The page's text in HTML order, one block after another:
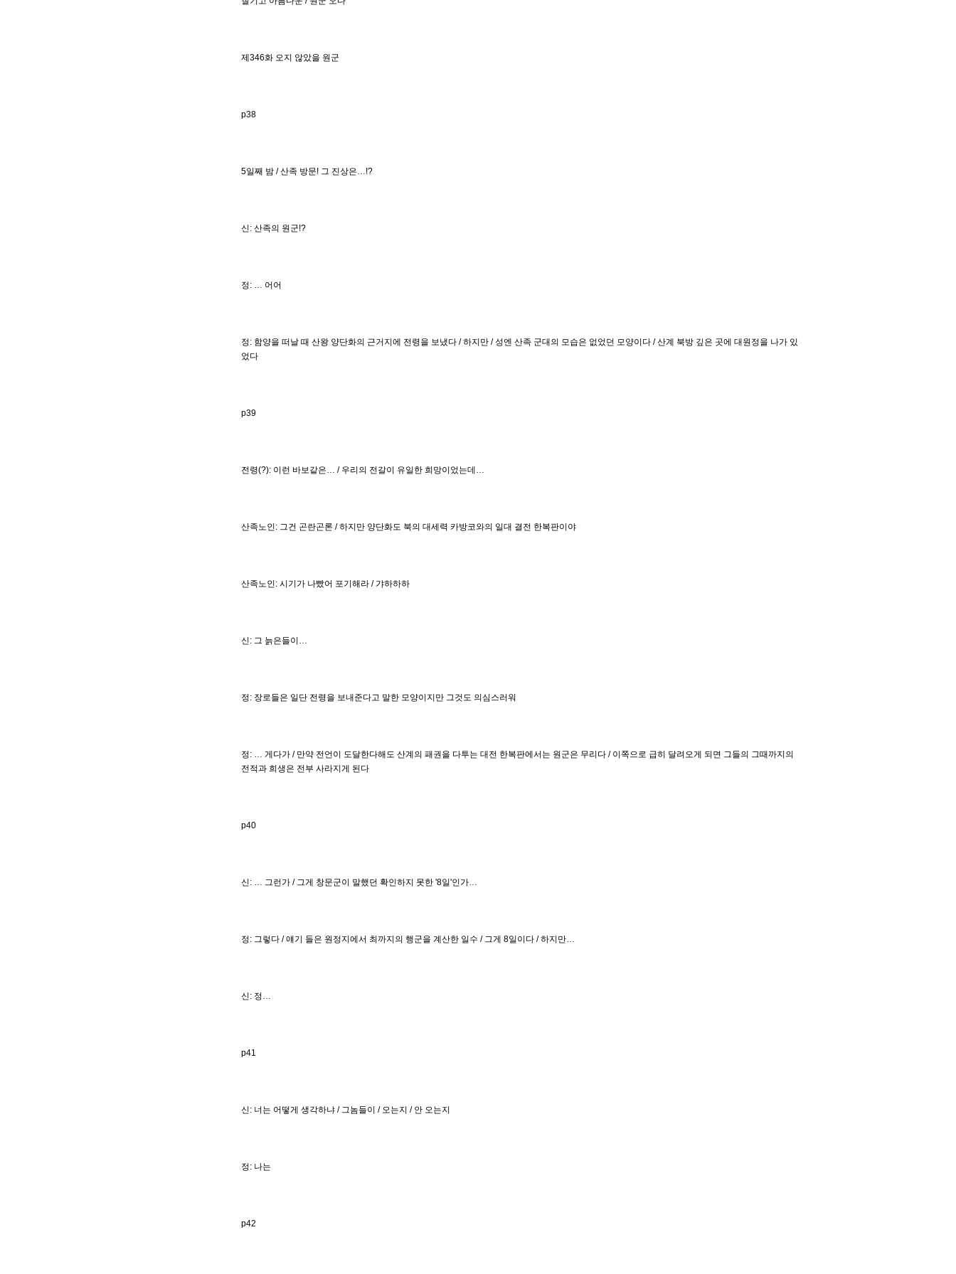
제346화 오지 않았을 원군
p38
5일째 밤 / 산족 방문! 그 진상은…!?
신: 산족의 원군!?
정: … 어어
정: 함양을 떠날 때 산왕 양단화의 근거지에 전령을 보냈다 / 하지만 / 성엔 산족 군대의 모습은 없었던 모양이다 / 산계 북방 깊은 곳에 대원정을 나가 있
었다
p39
전령(?): 이런 바보같은… / 우리의 전갈이 유일한 희망이었는데…
산족노인: 그건 곤란곤론 / 하지만 양단화도 북의 대세력 카방코와의 일대 결전 한복판이야
산족노인: 시기가 나빴어 포기해라 / 갸하하하
신: 그 늙은들이…
정: 장로들은 일단 전령을 보내준다고 말한 모양이지만 그것도 의심스러워
정: … 게다가 / 만약 전언이 도달한다해도 산계의 패권을 다투는 대전 한복판에서는 원군은 무리다 / 이쪽으로 급히 달려오게 되면 그들의 그때까지의
전적과 희생은 전부 사라지게 된다
p40
신: … 그런가 / 그게 창문군이 말했던 확인하지 못한 '8일'인가…
정: 그렇다 / 얘기 들은 원정지에서 최까지의 행군을 계산한 일수 / 그게 8일이다 / 하지만…
신: 정…
p41
신: 너는 어떻게 생각하냐 / 그놈들이 / 오는지 / 안 오는지
정: 나는
p42